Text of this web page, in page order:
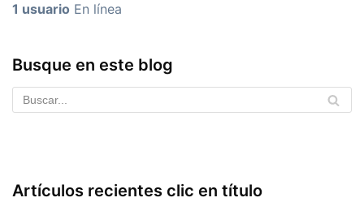
1 usuario En línea
Busque en este blog
Artículos recientes clic en título